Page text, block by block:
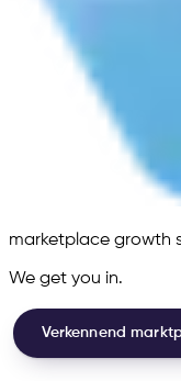
marketplace growth
We get you in.
Verkennend